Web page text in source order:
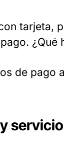
tarjeta,
¿Qué
de pago